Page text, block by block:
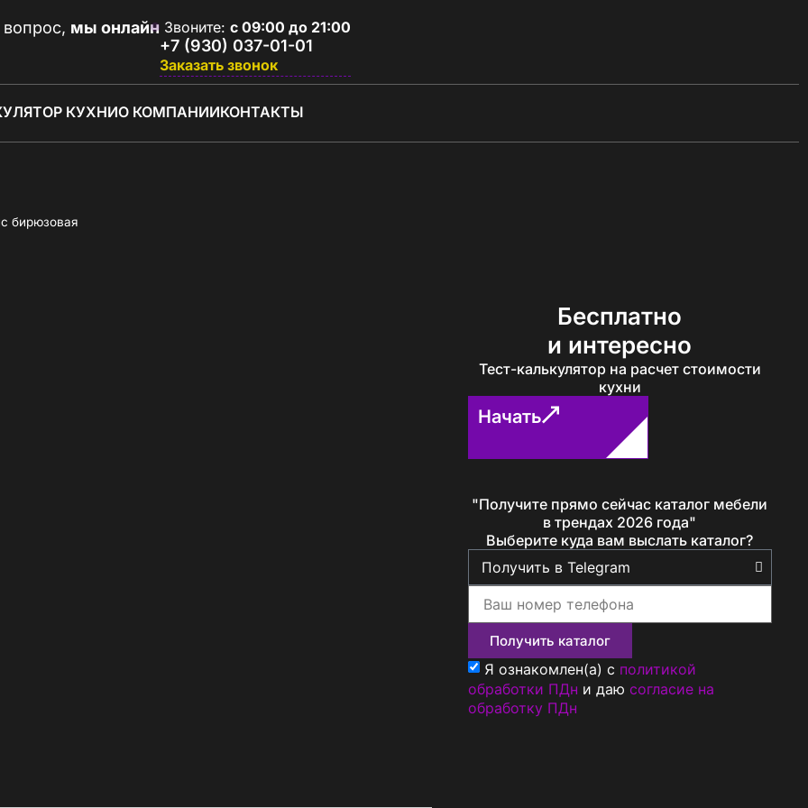
вопрос, мы онлайн Звоните: с 09:00 до 21:00
+7 (930) 037-01-01
Заказать звонок
КУХНИО КОМПАНИИКОНТАКТЫ
бирюзовая
Бесплатно
и интересно
Тест-калькулятор на расчет стоимости
кухни
Начать
"Получите прямо сейчас каталог мебели
в трендах 2026 года"
Выберите куда вам выслать каталог?
Получить каталог
Я ознакомлен(а) с политикой
обработки ПДн и даю согласие на
обработку ПДн
Определение...